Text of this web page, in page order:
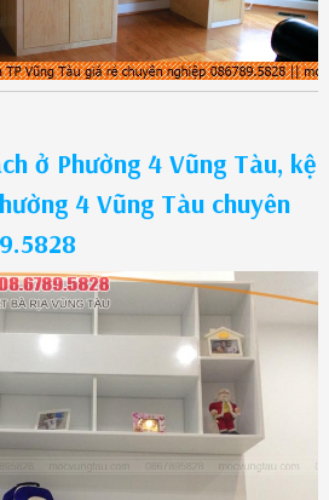
ở Phường 4 Vũng Tàu, kệ
4 Vũng Tàu chuyên